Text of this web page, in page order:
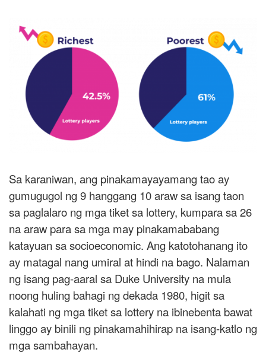
Sa karaniwan, ang pinakamayayamang tao ay
gumugugol ng 9 hanggang 10 araw sa isang taon
sa paglalaro ng mga tiket sa lottery, kumpara sa 26
na araw para sa mga may pinakamababang
katayuan sa socioeconomic. Ang katotohanang ito
ay matagal nang umiral at hindi na bago. Nalaman
ng isang pag-aaral sa Duke University na mula
noong huling bahagi ng dekada 1980, higit sa
kalahati ng mga tiket sa lottery na ibinebenta bawat
linggo ay binili ng pinakamahihirap na isang-katlo ng
mga sambahayan.